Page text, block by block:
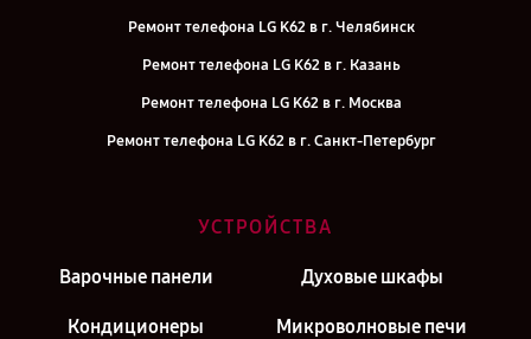
Ремонт телефона LG K62 в г. Челябинск
Ремонт телефона LG K62 в г. Казань
Ремонт телефона LG K62 в г. Москва
Ремонт телефона LG K62 в г. Санкт-Петербург
УСТРОЙСТВА
Варочные панели Духовые шкафы
Кондиционеры Микроволновые печи